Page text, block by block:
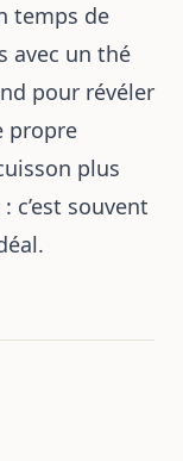
temps de
avec un thé
pour révéler
propre
plus
c’est souvent